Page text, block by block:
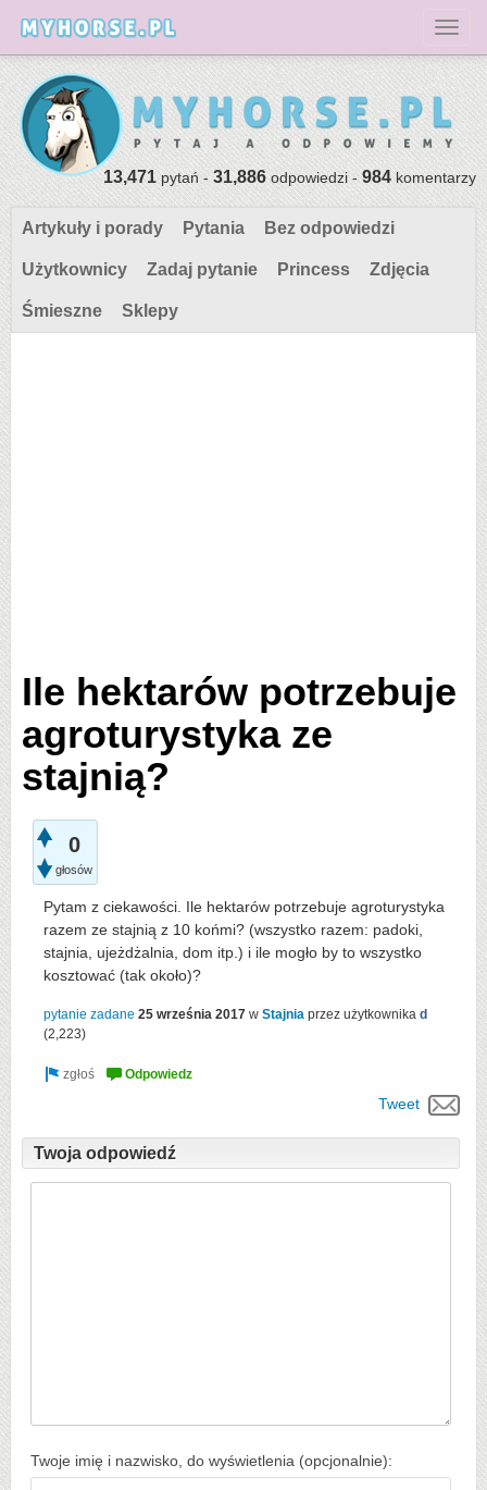
13,471pytań -31,886odpowiedzi -984komentarzy
Artykuły i porady Pytania Bez odpowiedzi
Użytkownicy Zadaj pytanie Princess Zdjęcia
Śmieszne Sklepy
Ile hektarów potrzebuje
agroturystyka ze
stajnią?
0
głosów
Pytam z ciekawości. Ile hektarów potrzebuje agroturystyka
razem ze stajnią z 10 końmi? (wszystko razem: padoki,
stajnia, ujeżdżalnia, dom itp.) i ile mogło by to wszystko
kosztować (tak około)?
pytanie zadane 25 września 2017 w Stajnia przez użytkownika d
(2,223)
Tweet
Twoja odpowiedź
Twoje imię i nazwisko, do wyświetlenia (opcjonalnie):